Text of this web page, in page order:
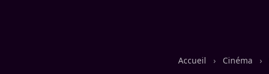
Accueil › Cinéma ›